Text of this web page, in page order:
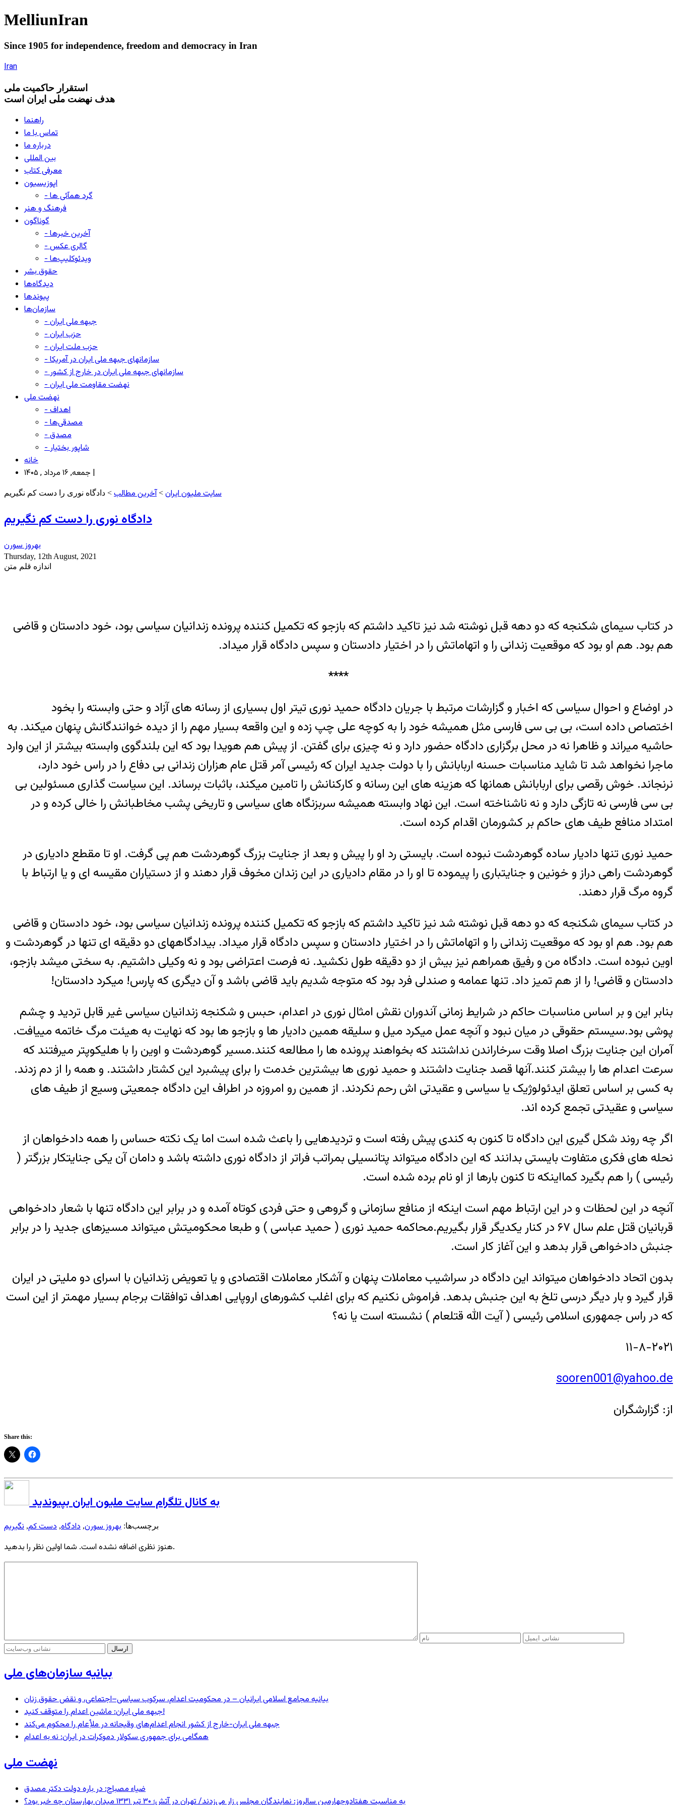
MelliunIran
Since 1905 for independence, freedom and democracy in Iran
Iran
استقرار حاکميت ملی
هدف نهضت ملی ایران است
راهنما
تماس با ما
درباره ما
بین المللی
معرفی کتاب
اپوزیسیون
- گرد همآئی ها
فرهنگ و هنر
گوناگون
- آخرین خبرها
- گالری عکس
- ویدئوکلیپ‌ها
حقوق بشر
دیدگاه‌ها
پیوندها
سازمان‌ها
- جبهه ملی ایران
- حزب ایران
- حزب ملت ایران
- سازمانهای جبهه ملی ایران در آمریکا
- سازمانهای جبهه ملی ایران در خارج از کشور
- نهضت مقاومت ملی ایران
نهضت ملی
- اهداف
- مصدقی‌ها
- مصدق
- شاپور بختیار
خانه
جمعه, ۱۶ مرداد , ۱۴۰۵ |
سایت ملیون ایران >آخرین مطالب > دادگاه نوری را دست کم نگیریم
دادگاه نوری را دست کم نگیریم
بهروز سورن
Thursday, 12th August, 2021
اندازه قلم متن
در کتاب سیمای شکنجه که دو دهه قبل نوشته شد نیز تاکید داشتم که بازجو که تکمیل کننده پرونده زندانیان سیاسی بود، خود دادستان و قاضی
هم بود. هم او بود که موقعیت زندانی را و اتهاماتش را در اختیار دادستان و سپس دادگاه قرار میداد.
****
در اوضاع و احوال سیاسی که اخبار و گزارشات مرتبط با جریان دادگاه حمید نوری تیتر اول بسیاری از رسانه های آزاد و حتی وابسته را بخود
اختصاص داده است، بی بی سی فارسی مثل همیشه خود را به کوچه علی چپ زده و این واقعه بسیار مهم را از دیده خوانندگانش پنهان میکند. به
حاشیه میراند و ظاهرا نه در محل برگزاری دادگاه حضور دارد و نه چیزی برای گفتن. از پیش هم هویدا بود که این بلندگوی وابسته بیشتر از این وارد
ماجرا نخواهد شد تا شاید مناسبات حسنه اربابانش را با دولت جدید ایران که رئیسی آمر قتل عام هزاران زندانی بی دفاع را در راس خود دارد،
نرنجاند. خوش رقصی برای اربابانش همانها که هزینه های این رسانه و کارکنانش را تامین میکند، باثبات برساند. این سیاست گذاری مسئولین بی
بی سی فارسی نه تازگی دارد و نه ناشناخته است. این نهاد وابسته همیشه سربزنگاه های سیاسی و تاریخی پشب مخاطبانش را خالی کرده و در
امتداد منافع طیف های حاکم بر کشورمان اقدام کرده است.
حمید نوری تنها دادیار ساده گوهردشت نبوده است. بایستی رد او را پیش و بعد از جنایت بزرگ گوهردشت هم پی گرفت. او تا مقطع دادیاری در
گوهردشت راهی دراز و خونین و جنایتباری را پیموده تا او را در مقام دادیاری در این زندان مخوف قرار دهند و از دستیاران مقیسه ای و یا ارتباط با
گروه مرگ قرار دهند.
در کتاب سیمای شکنجه که دو دهه قبل نوشته شد نیز تاکید داشتم که بازجو که تکمیل کننده پرونده زندانیان سیاسی بود، خود دادستان و قاضی
هم بود. هم او بود که موقعیت زندانی را و اتهاماتش را در اختیار دادستان و سپس دادگاه قرار میداد. بیدادگاههای دو دقیقه ای تنها در گوهردشت و
اوین نبوده است. دادگاه من و رفیق همراهم نیز بیش از دو دقیقه طول نکشید. نه فرصت اعتراضی بود و نه وکیلی داشتیم. به سختی میشد بازجو،
دادستان و قاضی! را از هم تمیز داد. تنها عمامه و صندلی فرد بود که متوجه شدیم باید قاضی باشد و آن دیگری که پارس! میکرد دادستان!
بنابر این و بر اساس مناسبات حاکم در شرایط زمانی آندوران نقش امثال نوری در اعدام، حبس و شکنجه زندانیان سیاسی غیر قابل تردید و چشم
پوشی بود.سیستم حقوقی در میان نبود و آنچه عمل میکرد میل و سلیقه همین دادیار ها و بازجو ها بود که نهایت به هیئت مرگ خاتمه مییافت.
آمران این جنایت بزرگ اصلا وقت سرخاراندن نداشتند که بخواهند پرونده ها را مطالعه کنند.مسیر گوهردشت و اوین را با هلیکوپتر میرفتند که
سرعت اعدام ها را بیشتر کنند.آنها قصد جنایت داشتند و حمید نوری ها بیشترین خدمت را برای پیشبرد این کشتار داشتند. و همه را از دم زدند.
به کسی بر اساس تعلق ایدئولوژیک یا سیاسی و عقیدتی اش رحم نکردند. از همین رو امروزه در اطراف این دادگاه جمعیتی وسیع از طیف های
سیاسی و عقیدتی تجمع کرده اند.
اگر چه روند شکل گیری این دادگاه تا کنون به کندی پیش رفته است و تردیدهایی را باعث شده است اما یک نکته حساس را همه دادخواهان از
نحله های فکری متفاوت بایستی بدانند که این دادگاه میتواند پتانسیلی بمراتب فراتر از دادگاه نوری داشته باشد و دامان آن یکی جنایتکار بزرگتر (
رئیسی ) را هم بگیرد کمااینکه تا کنون بارها از او نام برده شده است.
آنچه در این لحظات و در این ارتباط مهم است اینکه از منافع سازمانی و گروهی و حتی فردی کوتاه آمده و در برابر این دادگاه تنها با شعار دادخواهی
قربانیان قتل علم سال ۶۷ در کنار یکدیگر قرار بگیریم.محاکمه حمید نوری ( حمید عباسی ) و طبعا محکومیتش میتواند مسیزهای جدید را در برابر
جنبش دادخواهی قرار بدهد و این آغاز کار است.
بدون اتحاد دادخواهان میتواند این دادگاه در سراشیب معاملات پنهان و آشکار معاملات اقتصادی و یا تعویض زندانیان با اسرای دو ملیتی در ایران
قرار گیرد و بار دیگر درسی تلخ به این جنبش بدهد. فراموش نکنیم که برای اغلب کشورهای اروپایی اهداف توافقات برجام بسیار مهمتر از این است
که در راس جمهوری اسلامی رئیسی ( آیت الله قتلعام ) نشسته است یا نه؟
۱۱-۸-۲۰۲۱
sooren001@yahoo.de
از: گزارشگران
Share this:
به کانال تلگرام سایت ملیون ایران بپیوندید
برچسب‌ها: بهروز سورن, دادگاه, دست کم, نگیریم
هنوز نظری اضافه نشده است. شما اولین نظر را بدهید.
بیانیه سازمان‌های ملی
بیانیه مجامع اسلامی ایرانیان – در محکومیت اعدام، سرکوب سیاسی–اجتماعی، و نقض حقوق زنان
جبهه ملی ایران: ماشین اعدام را متوقف کنید!
جبهه ملی ایران-خارج از کشور انجام اعدام‌های وقیحانه در ملأِعام را محکوم می‌کند
همگامی برای جمهوری سکولار دموکرات در ایران: نه به اعدام
نهضت ملی
ضیاء مصباح: در باره دولت دکتر مصدق
به مناسبت هفتادوچهارمین سالروز: نمایندگان مجلس زار می‌زدند/ تهران در آتش؛ ۳۰ تیر ۱۳۳۱ میدان بهارستان چه خبر بود؟